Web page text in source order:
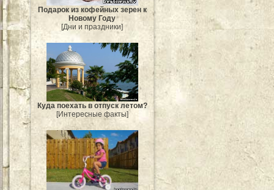
Подарок из кофейных зерен к
Новому Году
[Дни и праздники]
Куда поехать в отпуск летом?
[Интересные факты]